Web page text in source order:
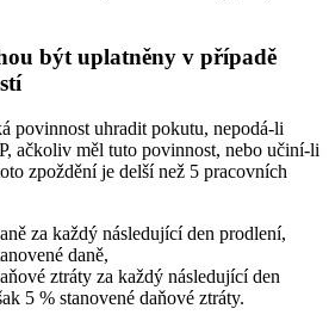
být uplatněny v případě
povinnost uhradit pokutu, nepodá-li
ačkoliv měl tuto povinnost, nebo učiní-li
zpoždění je delší než 5 pracovních
za každý následující den prodlení,
daně,
ztráty za každý následující den
5 % stanovené daňové ztráty.